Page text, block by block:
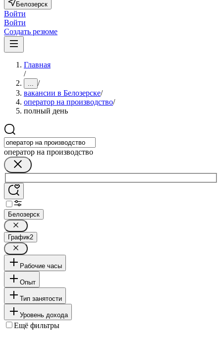
Белозерск
Войти
Войти
Создать резюме
Главная
/
... /
вакансии в Белозерске/
оператор на производство/
полный день
оператор на производство
Белозерск
График2
Рабочие часы
Опыт
Тип занятости
Уровень дохода
Ещё фильтры